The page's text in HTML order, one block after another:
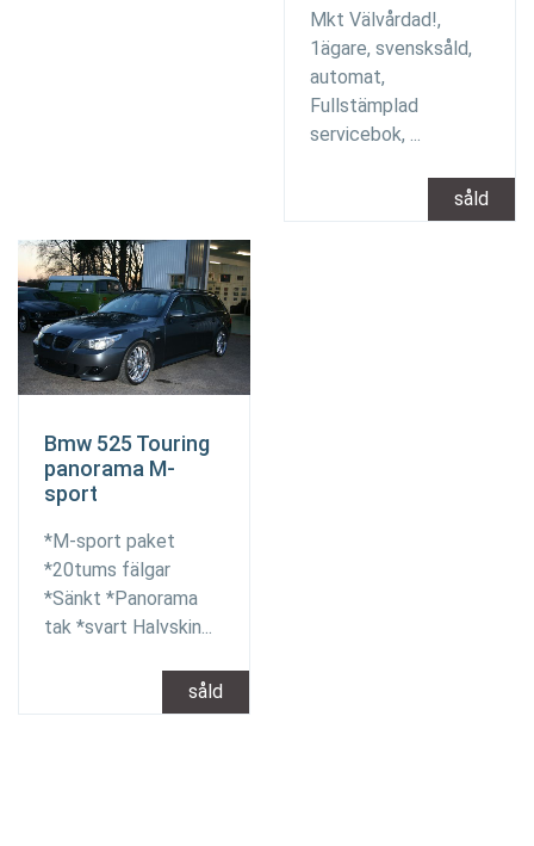
Mkt Välvårdad!,
1ägare, svensksåld,
automat,
Fullstämplad
servicebok, ...
såld
Bmw 525 Touring
panorama M-
sport
*M-sport paket
*20tums fälgar
*Sänkt *Panorama
tak *svart Halvskin...
såld